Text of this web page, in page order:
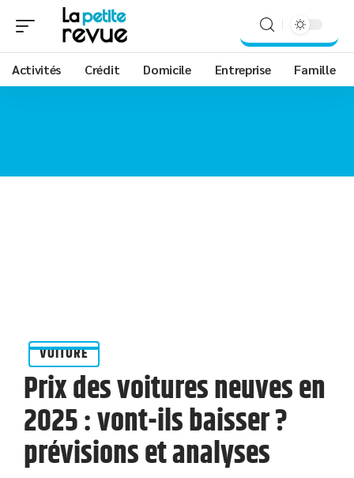
Activités Crédit Domicile Entreprise Famille
VOITURE
Prix des voitures neuves en
2025 : vont-ils baisser ?
prévisions et analyses